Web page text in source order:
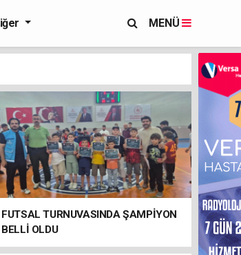
MENÜ
FUTSAL TURNUVASINDA ŞAMPİYON
BELLİ OLDU